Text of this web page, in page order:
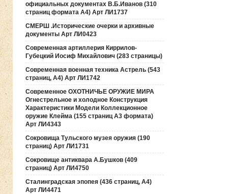
официальных документах В.Б.Иванов (310
страниц формата А4) Арт ЛИ1737
СМЕРШ .Исторические очерки и архивные
документы Арт ЛИ0423
Современная артиллерия Киррилов-
Губецкий Иосиф Михайлович (283 страницы)
Современная военная техника Астрель (543
страниц, А4) Арт ЛИ1742
Современное ОХОТНИЧЬЕ ОРУЖИЕ МИРА
Огнестрельное и холодное Конструкция
Характеристики Модели Коллекционное
оружие Клейма (155 страниц А3 формата)
Арт ЛИ4343
Сокровища Тульского музея оружия (190
cтраниц) Арт ЛИ1731
Сокровище антиквара А.Бушков (409
страниц) Арт ЛИ4750
Сталинградская эпопея (436 страниц, А4)
Арт ЛИ4471